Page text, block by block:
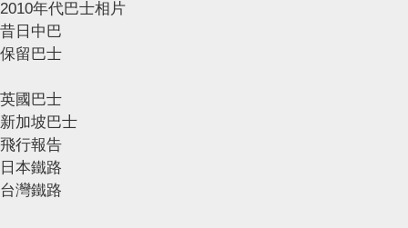
2010年代巴士相片
昔日中巴
保留巴士
英國巴士
新加坡巴士
飛行報告
日本鐵路
台灣鐵路